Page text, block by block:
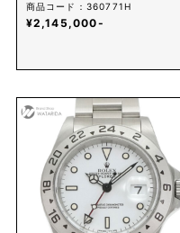
商品コード：360771H
¥2,145,000-